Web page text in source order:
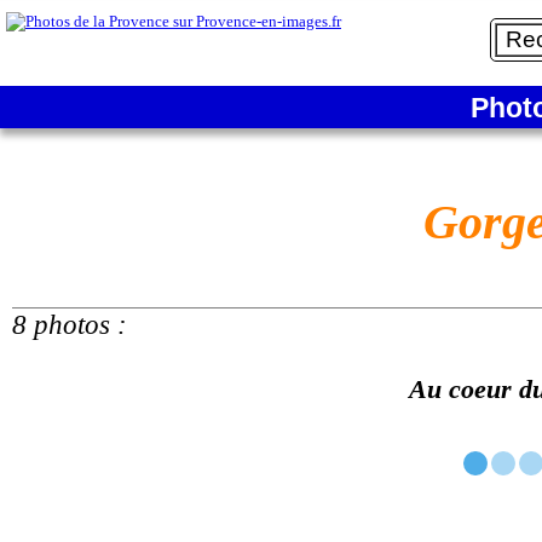
8 photos :
Au coeur